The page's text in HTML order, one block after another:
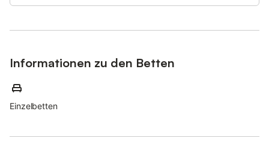
Nationalpark, den Sie mit dem Auto in nur fünf Minuten
beobachten, um die vielen Inseln segeln und im Winter auch Ski
laufen. Und die etwa zwei Stunden entfernt gelegene Stadt
Reykjavik bietet sich für einen abwechslungsreichen
Tagesausflug.
Fußbodenheizung in allen Räumen (einschließlich des
Informationen zu den Betten
Einzelbetten